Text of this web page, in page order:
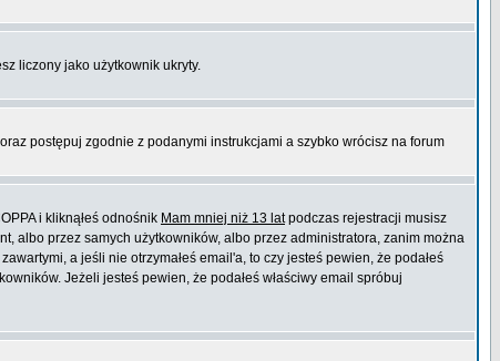
liczony jako użytkownik ukryty.
postępuj zgodnie z podanymi instrukcjami a szybko wrócisz na forum
i kliknąłeś odnośnik Mam mniej niż 13 latpodczas rejestracji musisz
albo przez samych użytkowników, albo przez administratora, zanim można
a jeśli nie otrzymałeś email'a, to czy jesteś pewien, że podałeś
Jeżeli jesteś pewien, że podałeś właściwy email spróbuj